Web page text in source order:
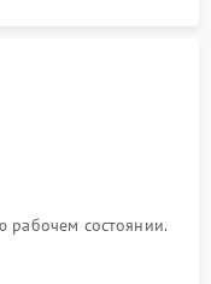
рабочем состоянии.